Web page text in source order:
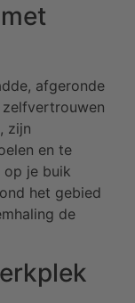
afgeronde
zijn
en te
op je buik
het gebied
de